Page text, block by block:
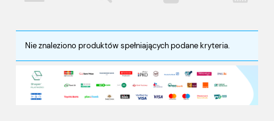
Nie znaleziono produktów spełniających podane kryteria.